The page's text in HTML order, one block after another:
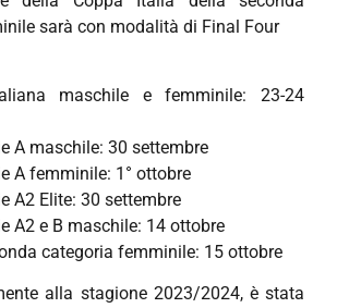
sarà con modalità di Final Four
maschile e femminile: 23-24
A maschile: 30 settembre
A femminile: 1° ottobre
A2 Elite: 30 settembre
A2 e B maschile: 14 ottobre
categoria femminile: 15 ottobre
alla stagione 2023/2024, è stata